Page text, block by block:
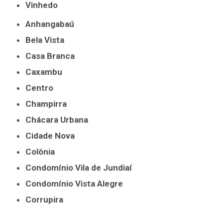
Vinhedo
Anhangabaú
Bela Vista
Casa Branca
Caxambu
Centro
Champirra
Chácara Urbana
Cidade Nova
Colônia
Condomínio Vila de Jundiaí
Condomínio Vista Alegre
Corrupira